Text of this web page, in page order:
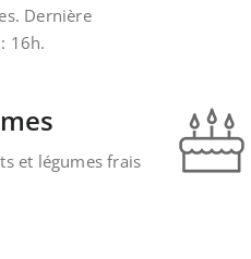
Dernière
16h.
et légumes frais